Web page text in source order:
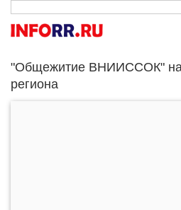
"Общежитие ВНИИССОК" на
региона